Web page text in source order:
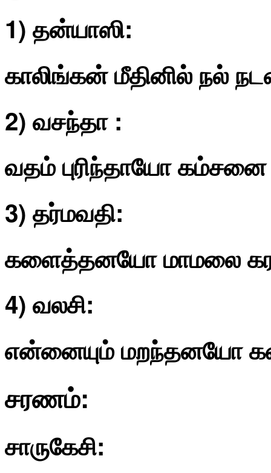
1) தன்யாஸி:
காலிங்கன் மீதினில் நல்
2) வசந்தா :
வதம் புரிந்தாயோ
3) தர்மவதி:
களைத்தனயோ மாமலை
4) வலசி:
என்னையும் மறந்தனயோ
சரணம்:
சாருகேசி: